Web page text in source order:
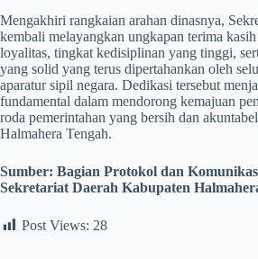
​Mengakhiri rangkaian arahan dinasnya,
kembali melayangkan ungkapan terima kasih
loyalitas, tingkat kedisiplinan yang tinggi,
yang solid yang terus dipertahankan oleh
aparatur sipil negara. Dedikasi tersebut
fundamental dalam mendorong kemajuan
roda pemerintahan yang bersih dan
Halmahera Tengah.
Sumber: Bagian Protokol dan
Sekretariat Daerah Kabupaten
Post Views: 28